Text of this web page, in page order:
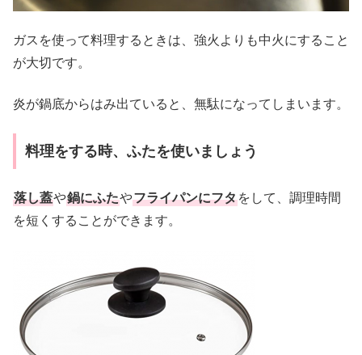
ガスを使って料理するときは、強火よりも中火にすること
が大切です。
炎が鍋底からはみ出ていると、無駄になってしまいます。
料理をする時、ふたを使いましょう
落し蓋や鍋にふたやフライパンにフタをして、調理時間
を短くすることができます。